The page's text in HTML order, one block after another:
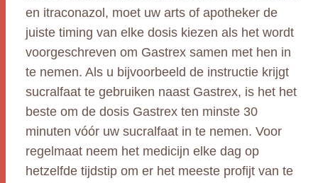
en itraconazol, moet uw arts of apotheker de
juiste timing van elke dosis kiezen als het wordt
voorgeschreven om Gastrex samen met hen in
te nemen. Als u bijvoorbeeld de instructie krijgt
sucralfaat te gebruiken naast Gastrex, is het het
beste om de dosis Gastrex ten minste 30
minuten vóór uw sucralfaat in te nemen. Voor
regelmaat neem het medicijn elke dag op
hetzelfde tijdstip om er het meeste profijt van te